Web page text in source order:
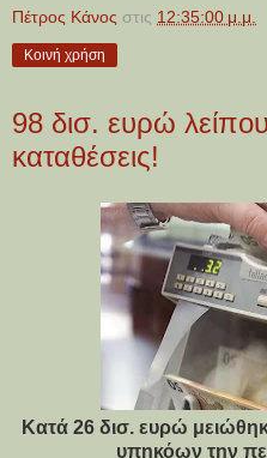
Πέτρος Κάνος στις 12:35:00 μ.μ.
Κοινή χρήση
98 δισ. ευρώ
καταθέσεις!
Κατά 26 δισ. ευρώ
υπηκόων την